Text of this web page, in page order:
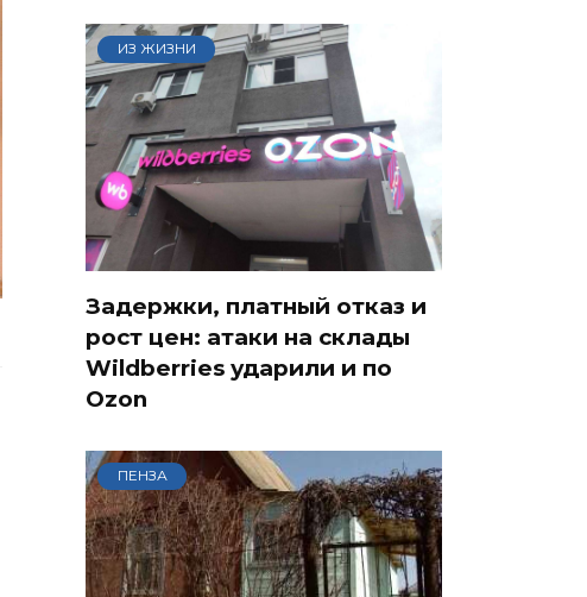
ИЗ ЖИЗНИ
Задержки, платный отказ и
рост цен: атаки на склады
Wildberries ударили и по
Ozon
ПЕНЗА